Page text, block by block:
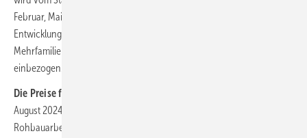
Februar, Mai, August und November veröffentlicht. Er weist die
Entwicklung der Preise für individuell geplante Ein- und
Mehrfamilienhäuser nach. Hierbei wird jedoch nur das Bauwerk
einbezogen.
Die Preise für Rohbauarbeiten
August 2024 bis August 2025 um 2,2 %. Den größten Anteil an den
Rohbauarbeiten und auch am Gesamtindex für den Neubau von